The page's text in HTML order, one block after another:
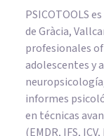
PSICOTOOLS
de Gràcia,
profesionales
adolescentes y
informes
en técnicas
(EMDR, IFS,